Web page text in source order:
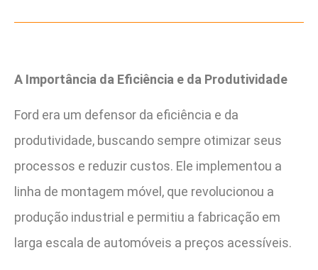
A Importância da Eficiência e da Produtividade
Ford era um defensor da eficiência e da
produtividade, buscando sempre otimizar seus
processos e reduzir custos. Ele implementou a
linha de montagem móvel, que revolucionou a
produção industrial e permitiu a fabricação em
larga escala de automóveis a preços acessíveis.